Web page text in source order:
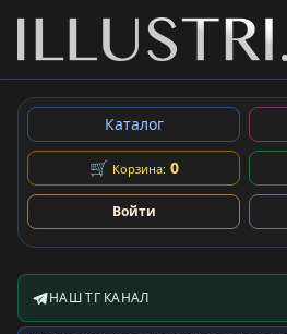
Каталог
🛒 Корзина: 0
Войти
Telegram-канал
НАШ ТГ КАНАЛ